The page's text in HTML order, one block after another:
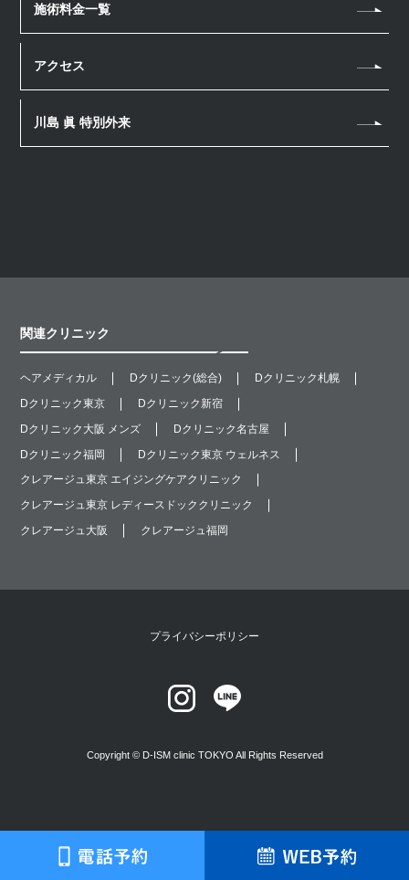
若返り・アンチエイジング
施術料金一覧
アクセス
川島 眞 特別外来
関連クリニック
ヘアメディカル Dクリニック(総合)
Dクリニック札幌
Dクリニック東京
Dクリニック新宿
Dクリニック大阪 メンズ
Dクリニック名古屋
Dクリニック福岡
Dクリニック東京 ウェルネス
クレアージュ東京 エイジングケアクリニック
クレアージュ東京 レディースドッククリニック
クレアージュ大阪
クレアージュ福岡
プライバシーポリシー
Copyright © D-ISM clinic TOKYO All Rights Reserved